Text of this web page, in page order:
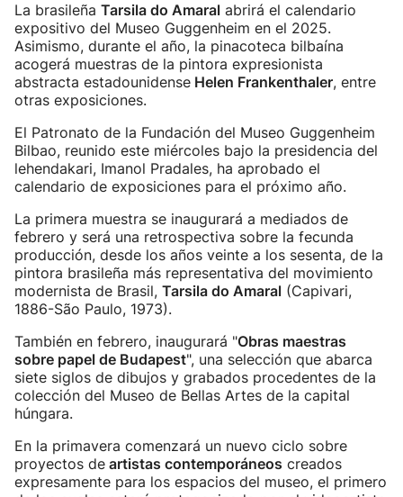
La brasileña Tarsila do Amaral abrirá el calendario
expositivo del Museo Guggenheim en el 2025.
Asimismo, durante el año, la pinacoteca bilbaína
acogerá muestras de la pintora expresionista
abstracta estadounidense Helen Frankenthaler, entre
otras exposiciones.
El Patronato de la Fundación del Museo Guggenheim
Bilbao, reunido este miércoles bajo la presidencia del
lehendakari, Imanol Pradales, ha aprobado el
calendario de exposiciones para el próximo año.
La primera muestra se inaugurará a mediados de
febrero y será una retrospectiva sobre la fecunda
producción, desde los años veinte a los sesenta, de la
pintora brasileña más representativa del movimiento
modernista de Brasil, Tarsila do Amaral (Capivari,
1886-São Paulo, 1973).
También en febrero, inaugurará "Obras maestras
sobre papel de Budapest", una selección que abarca
siete siglos de dibujos y grabados procedentes de la
colección del Museo de Bellas Artes de la capital
húngara.
En la primavera comenzará un nuevo ciclo sobre
proyectos de artistas contemporáneos creados
expresamente para los espacios del museo, el primero